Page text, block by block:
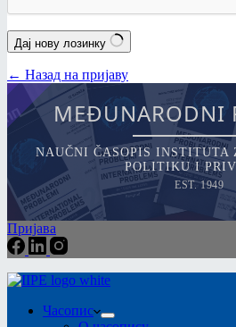
Дај нову лозинку
← Назад на пријаву
MEĐUNARODNI
NAUČNI ČASOPIS INSTITUTA
POLITIKU I
EST. 1949
Пријава
Часопис